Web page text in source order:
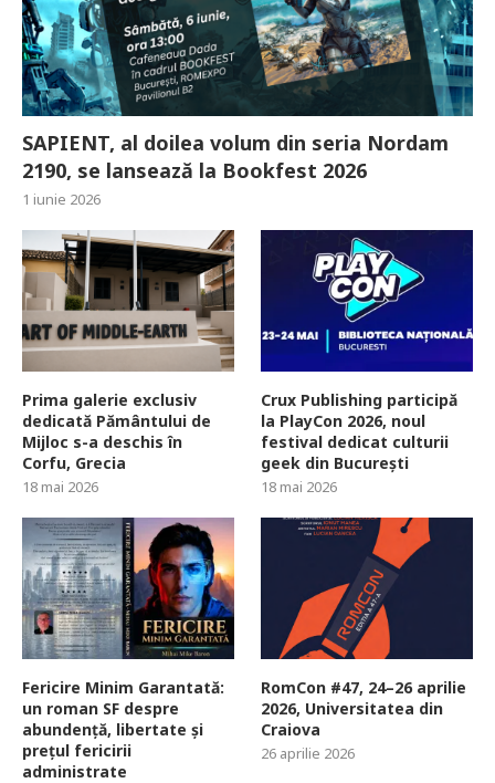
SAPIENT, al doilea volum din seria Nordam
2190, se lansează la Bookfest 2026
1 iunie 2026
Prima galerie exclusiv
dedicată Pământului de
Mijloc s-a deschis în
Corfu, Grecia
18 mai 2026
Crux Publishing participă
la PlayCon 2026, noul
festival dedicat culturii
geek din București
18 mai 2026
Fericire Minim Garantată:
un roman SF despre
abundență, libertate și
prețul fericirii
administrate
RomCon #47, 24–26 aprilie
2026, Universitatea din
Craiova
26 aprilie 2026